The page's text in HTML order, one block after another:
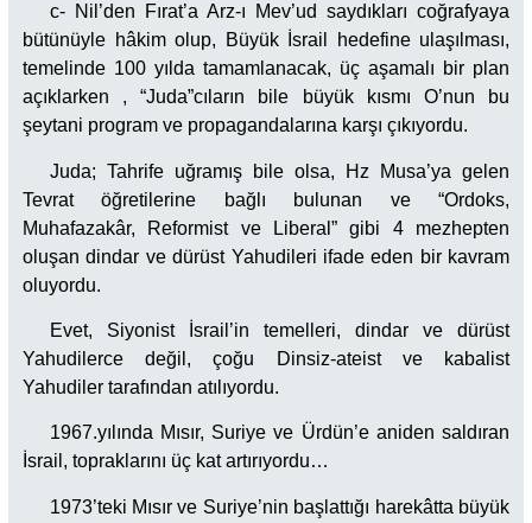
c- Nil’den Fırat’a Arz-ı Mev’ud saydıkları coğrafyaya
bütünüyle hâkim olup, Büyük İsrail hedefine ulaşılması,
temelinde 100 yılda tamamlanacak, üç aşamalı bir plan
açıklarken , “Juda”cıların bile büyük kısmı O’nun bu
şeytani program ve propagandalarına karşı çıkıyordu.
Juda; Tahrife uğramış bile olsa, Hz Musa’ya gelen
Tevrat öğretilerine bağlı bulunan ve “Ordoks,
Muhafazakâr, Reformist ve Liberal” gibi 4 mezhepten
oluşan dindar ve dürüst Yahudileri ifade eden bir kavram
oluyordu.
Evet, Siyonist İsrail’in temelleri, dindar ve dürüst
Yahudilerce değil, çoğu Dinsiz-ateist ve kabalist
Yahudiler tarafından atılıyordu.
1967.yılında Mısır, Suriye ve Ürdün’e aniden saldıran
İsrail, topraklarını üç kat artırıyordu…
1973’teki Mısır ve Suriye’nin başlattığı harekâtta büyük